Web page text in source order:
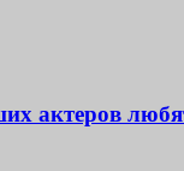
актеров